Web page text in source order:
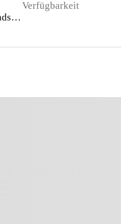
Gewerbegrundstück
Verfügbarkeit